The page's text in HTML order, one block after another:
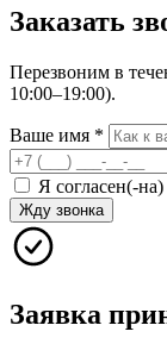
Заказать
Перезвоним в
10:00–19:00).
Ваше имя *
Я согласен(-на)
Жду звонка
Заявка